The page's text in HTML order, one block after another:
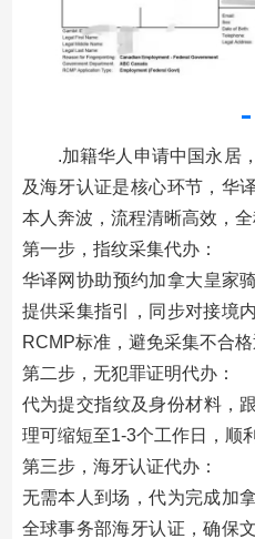
.加籍华人申请中国永居
及海牙认证是核心环节，华
本人奔波，流程清晰高效，全
第一步，指纹采集代办：
华译网协助预约加拿大皇家
提供采集指引，同步对接境
RCMP标准，避免采集不合格
第二步，无犯罪证明代办：
代为提交指纹及身份材料，
理可缩短至1-3个工作日，顺
第三步，海牙认证代办：
无需本人到场，代为完成加
全球事务部海牙认证，确保